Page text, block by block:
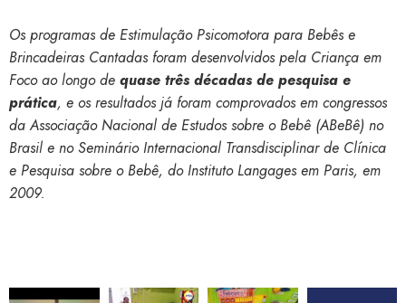
Os programas de Estimulação Psicomotora para Bebês e
Brincadeiras Cantadas foram desenvolvidos pela Criança em
Foco ao longo de quase três décadas de pesquisa e
prática, e os resultados já foram comprovados em congressos
da Associação Nacional de Estudos sobre o Bebê (ABeBê) no
Brasil e no Seminário Internacional Transdisciplinar de Clínica
e Pesquisa sobre o Bebê, do Instituto Langages em Paris, em
2009.